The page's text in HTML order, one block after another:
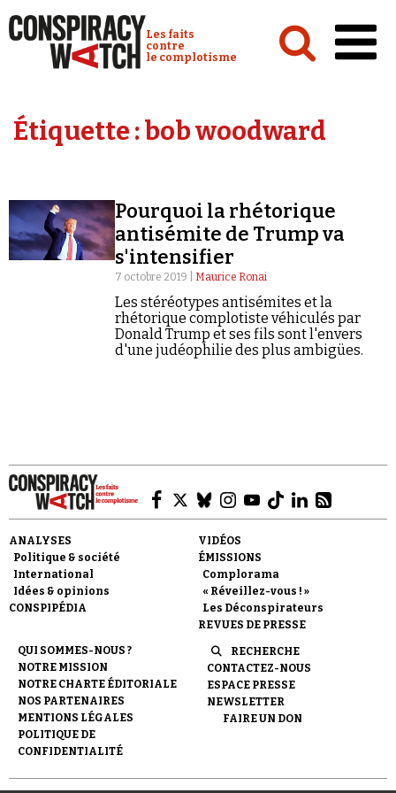
Conspiracy Watch :
Les faits
contre
le complotisme
Analyses
Vidéos
Émissions
Revues de presse
Faire un don
Demander à Vera
Étiquette :bob woodward
Pourquoi la rhétorique
antisémite de Trump va
s'intensifier
7 octobre 2019 | Maurice Ronai
Les stéréotypes antisémites et la
rhétorique complotiste véhiculés par
Donald Trump et ses fils sont l'envers
d'une judéophilie des plus ambigües.
ANALYSES
Politique & société
International
Idées & opinions
CONSPIPÉDIA
VIDÉOS
ÉMISSIONS
Complorama
« Réveillez-vous ! »
Les Déconspirateurs
REVUES DE PRESSE
QUI SOMMES-NOUS ?
NOTRE MISSION
NOTRE CHARTE ÉDITORIALE
NOS PARTENAIRES
MENTIONS LÉGALES
POLITIQUE DE
CONFIDENTIALITÉ
RECHERCHE
CONTACTEZ-NOUS
ESPACE PRESSE
NEWSLETTER
FAIRE UN DON